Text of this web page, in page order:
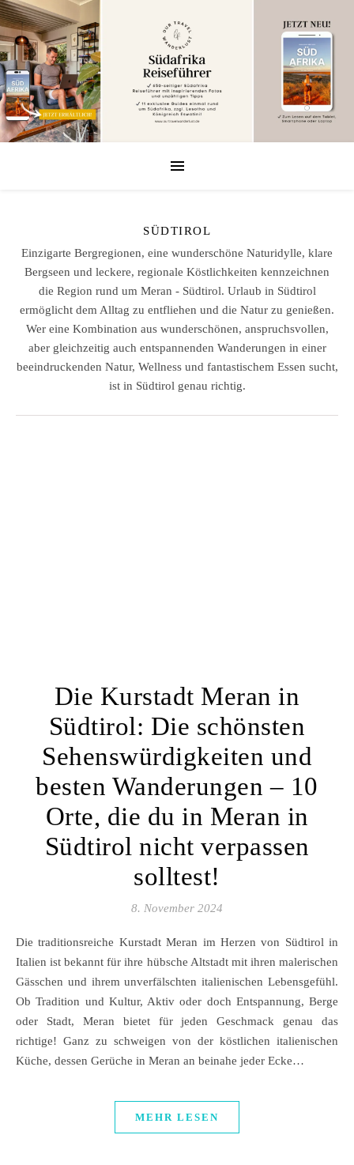
SÜDTIROL
Einzigarte Bergregionen, eine wunderschöne Naturidylle, klare
Bergseen und leckere, regionale Köstlichkeiten kennzeichnen
die Region rund um Meran - Südtirol. Urlaub in Südtirol
ermöglicht dem Alltag zu entfliehen und die Natur zu genießen.
Wer eine Kombination aus wunderschönen, anspruchsvollen,
aber gleichzeitig auch entspannenden Wanderungen in einer
beeindruckenden Natur, Wellness und fantastischem Essen sucht,
ist in Südtirol genau richtig.
Die Kurstadt Meran in
Südtirol: Die schönsten
Sehenswürdigkeiten und
besten Wanderungen – 10
Orte, die du in Meran in
Südtirol nicht verpassen
solltest!
8. November 2024
Die traditionsreiche Kurstadt Meran im Herzen von Südtirol in
Italien ist bekannt für ihre hübsche Altstadt mit ihren malerischen
Gässchen und ihrem unverfälschten italienischen Lebensgefühl.
Ob Tradition und Kultur, Aktiv oder doch Entspannung, Berge
oder Stadt, Meran bietet für jeden Geschmack genau das
richtige! Ganz zu schweigen von der köstlichen italienischen
Küche, dessen Gerüche in Meran an beinahe jeder Ecke…
MEHR LESEN